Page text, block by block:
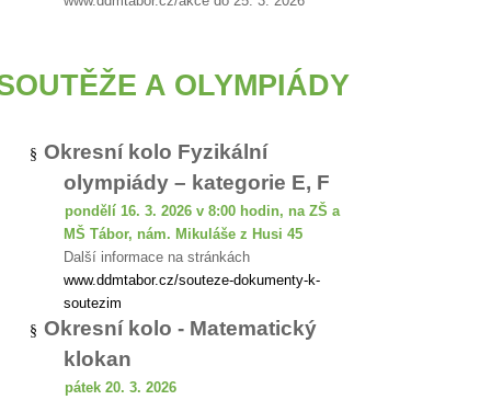
A OLYMPIÁDY
§ Okresní kolo Fyzikální
olympiády – kategorie E, F
pondělí 16. 3. 2026 v 8:00 hodin, na ZŠ a
MŠ Tábor, nám. Mikuláše z Husi 45
Další informace na stránkách
www.ddmtabor.cz/souteze-dokumenty-k-
soutezim
§ Okresní kolo - Matematický
klokan
pátek 20. 3. 2026